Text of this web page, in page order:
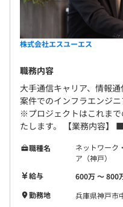
株式会社エスユーエス
職務内容
大手通信キャリア、情報
案件でのインフラエンジニ
※プロジェクトはこれま
たします。 【業務内容】
職種名
ネットワーク
ア（神戸）
給与
600万 〜 800
勤務地
兵庫県神戸市